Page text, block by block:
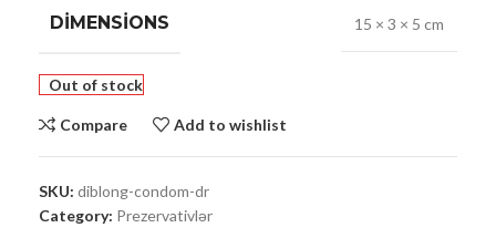
DIMENSIONS 15 × 3 × 5 cm
Out of stock
Compare Add to wishlist
SKU: diblong-condom-dr
Category: Prezervativlər